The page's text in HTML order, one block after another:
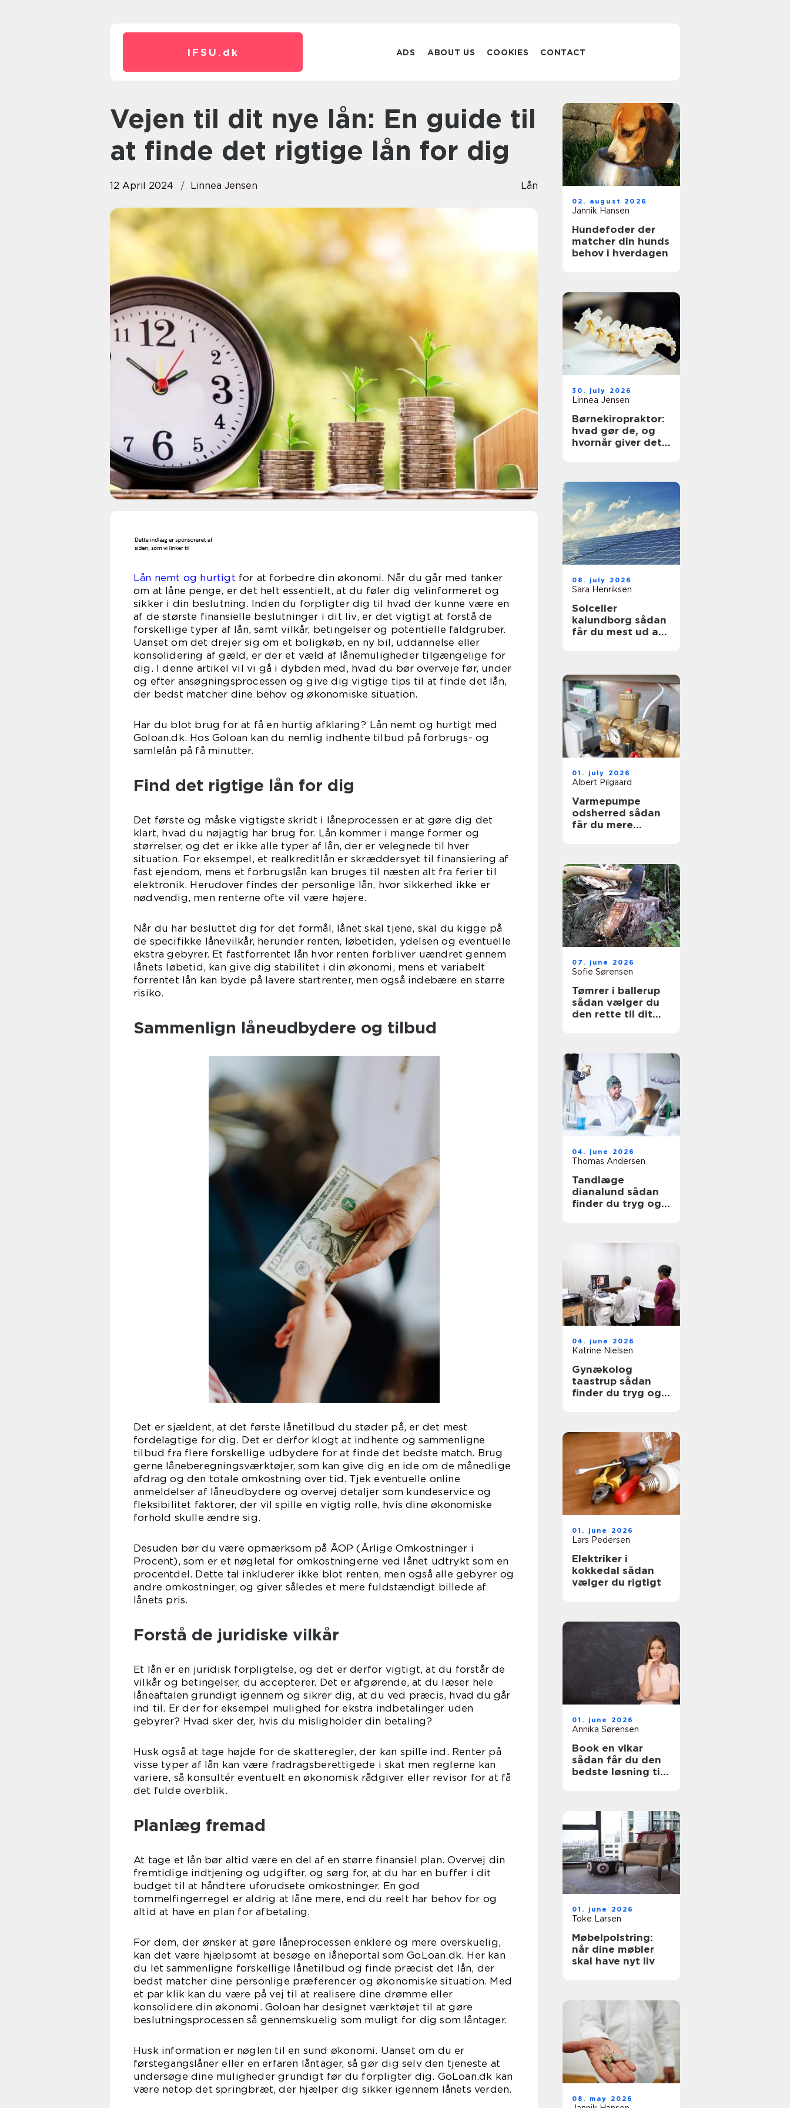
IFSU. dk ADS ABOUT US COOKIES CONTACT
Vejen til dit nye lån: En guide til
at finde det rigtige lån for dig
12 April 2024 Linnea Jensen Lån
Lån nemt og hurtigt for at forbedre din økonomi. Når du går med tanker
om at låne penge, er det helt essentielt, at du føler dig velinformeret og
sikker i din beslutning. Inden du forpligter dig til hvad der kunne være en
af de største finansielle beslutninger i dit liv, er det vigtigt at forstå de
forskellige typer af lån, samt vilkår, betingelser og potentielle faldgruber.
Uanset om det drejer sig om et boligkøb, en ny bil, uddannelse eller
konsolidering af gæld, er der et væld af lånemuligheder tilgængelige for
dig. I denne artikel vil vi gå i dybden med, hvad du bør overveje før, under
og efter ansøgningsprocessen og give dig vigtige tips til at finde det lån,
der bedst matcher dine behov og økonomiske situation.
Har du blot brug for at få en hurtig afklaring? Lån nemt og hurtigt med
Goloan.dk. Hos Goloan kan du nemlig indhente tilbud på forbrugs- og
samlelån på få minutter.
Find det rigtige lån for dig
Det første og måske vigtigste skridt i låneprocessen er at gøre dig det
klart, hvad du nøjagtig har brug for. Lån kommer i mange former og
størrelser, og det er ikke alle typer af lån, der er velegnede til hver
situation. For eksempel, et realkreditlån er skræddersyet til finansiering af
fast ejendom, mens et forbrugslån kan bruges til næsten alt fra ferier til
elektronik. Herudover findes der personlige lån, hvor sikkerhed ikke er
nødvendig, men renterne ofte vil være højere.
Når du har besluttet dig for det formål, lånet skal tjene, skal du kigge på
de specifikke lånevilkår, herunder renten, løbetiden, ydelsen og eventuelle
ekstra gebyrer. Et fastforrentet lån hvor renten forbliver uændret gennem
lånets løbetid, kan give dig stabilitet i din økonomi, mens et variabelt
forrentet lån kan byde på lavere startrenter, men også indebære en større
risiko.
Sammenlign låneudbydere og tilbud
Det er sjældent, at det første lånetilbud du støder på, er det mest
fordelagtige for dig. Det er derfor klogt at indhente og sammenligne
tilbud fra flere forskellige udbydere for at finde det bedste match. Brug
gerne låneberegningsværktøjer, som kan give dig en ide om de månedlige
afdrag og den totale omkostning over tid. Tjek eventuelle online
anmeldelser af låneudbydere og overvej detaljer som kundeservice og
fleksibilitet faktorer, der vil spille en vigtig rolle, hvis dine økonomiske
forhold skulle ændre sig.
Desuden bør du være opmærksom på ÅOP (Årlige Omkostninger i
Procent), som er et nøgletal for omkostningerne ved lånet udtrykt som en
procentdel. Dette tal inkluderer ikke blot renten, men også alle gebyrer og
andre omkostninger, og giver således et mere fuldstændigt billede af
lånets pris.
Forstå de juridiske vilkår
Et lån er en juridisk forpligtelse, og det er derfor vigtigt, at du forstår de
vilkår og betingelser, du accepterer. Det er afgørende, at du læser hele
låneaftalen grundigt igennem og sikrer dig, at du ved præcis, hvad du går
ind til. Er der for eksempel mulighed for ekstra indbetalinger uden
gebyrer? Hvad sker der, hvis du misligholder din betaling?
Husk også at tage højde for de skatteregler, der kan spille ind. Renter på
visse typer af lån kan være fradragsberettigede i skat men reglerne kan
variere, så konsultér eventuelt en økonomisk rådgiver eller revisor for at få
det fulde overblik.
Planlæg fremad
At tage et lån bør altid være en del af en større finansiel plan. Overvej din
fremtidige indtjening og udgifter, og sørg for, at du har en buffer i dit
budget til at håndtere uforudsete omkostninger. En god
tommelfingerregel er aldrig at låne mere, end du reelt har behov for og
altid at have en plan for afbetaling.
For dem, der ønsker at gøre låneprocessen enklere og mere overskuelig,
kan det være hjælpsomt at besøge en låneportal som GoLoan.dk. Her kan
du let sammenligne forskellige lånetilbud og finde præcist det lån, der
bedst matcher dine personlige præferencer og økonomiske situation. Med
et par klik kan du være på vej til at realisere dine drømme eller
konsolidere din økonomi. Goloan har designet værktøjet til at gøre
beslutningsprocessen så gennemskuelig som muligt for dig som låntager.
Husk information er nøglen til en sund økonomi. Uanset om du er
førstegangslåner eller en erfaren låntager, så gør dig selv den tjeneste at
undersøge dine muligheder grundigt før du forpligter dig. GoLoan.dk kan
være netop det springbræt, der hjælper dig sikker igennem lånets verden.
02. august 2026
Jannik Hansen
Hundefoder der
matcher din hunds
behov i hverdagen
30. july 2026
Linnea Jensen
Børnekiropraktor:
hvad gør de, og
hvornår giver det
08. july 2026
Sara Henriksen
Solceller
kalundborg sådan
får du mest ud af
01. july 2026
Albert Pilgaard
Varmepumpe
odsherred sådan
får du mere
07. june 2026
Sofie Sørensen
Tømrer i ballerup
sådan vælger du
den rette til dit
04. june 2026
Thomas Andersen
Tandlæge
dianalund sådan
finder du tryg og
04. june 2026
Katrine Nielsen
Gynækolog
taastrup sådan
finder du tryg og
01. june 2026
Lars Pedersen
Elektriker i
kokkedal sådan
vælger du rigtigt
01. june 2026
Annika Sørensen
Book en vikar
sådan får du den
bedste løsning til
01. june 2026
Toke Larsen
Møbelpolstring:
når dine møbler
skal have nyt liv
08. may 2026